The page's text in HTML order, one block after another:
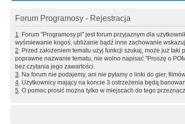
Forum Programosy - Rejestracja
1. Forum "Programosy.pl" jest forum przyjaznym dla
wyśmiewanie kogoś, ubliżanie bądź inne zachowanie
2. Przed założeniem tematu użyj funkcji szukaj, może już
poprawne nazwanie tematu, nie wolno napisać "Proszę o
bez czytania jego zawartości.
3. Na forum nie podajemy, ani nie pytamy o linki do gier,
4. Użytkownicy mający na koncie 3 ostrzeżenia będą
5. O pomoc prosić można tylko w miejscach do tego